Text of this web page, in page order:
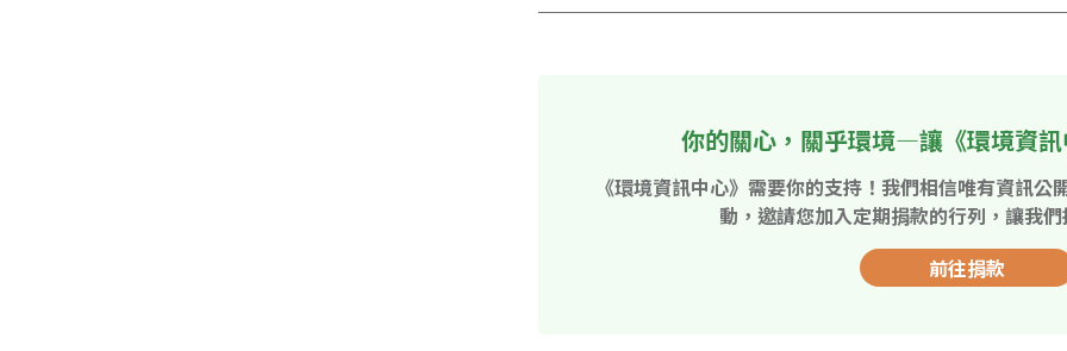
你的關心，關乎環境—讓《環境資
《環境資訊中心》需要你的支持！我們相信唯有資訊
動，邀請您加入定期捐款的行列，讓我
前往捐款